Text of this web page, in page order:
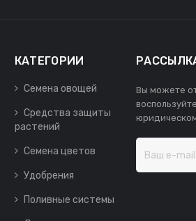
КАТЕГОРИИ
Семена овощей
Средства защиты
растений
Семена цветов
Удобрения
Поливные системы
Вы можете